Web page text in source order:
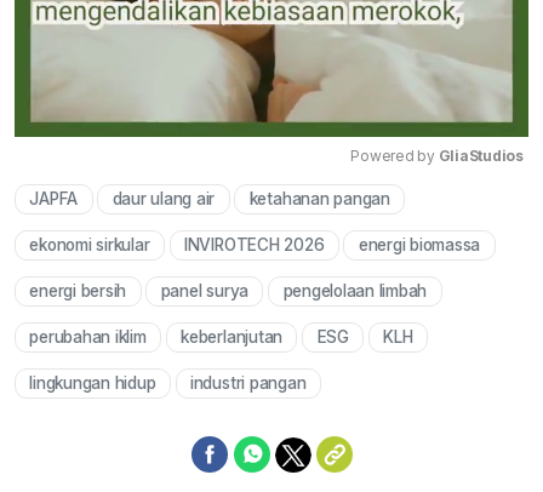
Powered by GliaStudios
JAPFA daur ulang air ketahanan pangan
ekonomi sirkular INVIROTECH 2026 energi biomassa
energi bersih panel surya pengelolaan limbah
perubahan iklim keberlanjutan ESG KLH
lingkungan hidup industri pangan